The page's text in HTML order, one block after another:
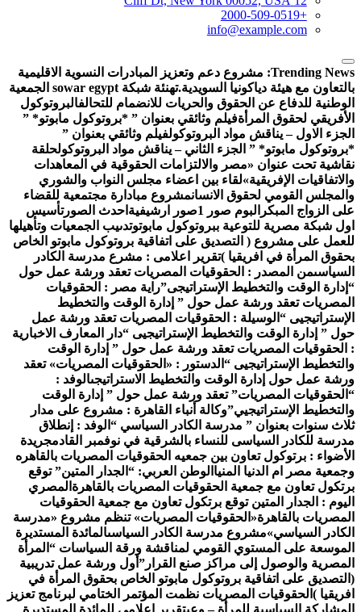
+2000-509-0519
info@example.com
Trending مشروع دعم وتعزيز المبادرات النسوية الاقليمية
مع هيئة دياكونيا السويدية.
تهنئة شبكة sowar egypt الجمعية
للدفاع عن الحقوق والحريات للانضمام للتحالفالبروتوكول
لحقوق المرأة فيلم وثائقي بعنوان ” *بروتوكول مابوتو* ”
الاول – يناقش مواد البروتوكولفيلم وثائقي بعنوان ”
مابوتو* ” الجزء الثاني – يناقش مواد البروتوكولحلقة
تحت عنوان «مصر والالتزامات الحقوقية في المعاهدات
الإفريقية»لقاء بين اعضاء مجلس النواب والشوري
القومي لحقوق الانسانمشروع مبادارة مجتمعية للقضاء
الزواج المبكرالبوم صور 1 صور ارشيفيةاحدث الصورتأسيس
شبكة مصرية للتوعية ببروتوكول مابوتوتدىيب الجمعيات وتأهيلها
على مشروع ( التصديق على اتفاقية بروتوكول مابوتو الخاص
المرأة في افريقيا )تقرير اعلامى : مشرع مدرسة الكادر
من المصدر : الحقوقيات المصريات تعقد ورشة عمل حول
الوقت والتخطيط الإستراتيجى”راية مصر : الحقوقيات
تعقد ورشة عمل حول ” إدارة الوقت والتخطيط
“ الوسيلة : الحقوقيات المصريات تعقد ورشة عمل
” إدارة الوقت والتخطيط الإستراتيجيى “ دار المعارف الاخبارية
المصريات تعقد ورشة عمل حول ” إدارة الوقت
الإستراتيجيى “ الدستور : «الحقوقيات المصريات» تعقد
عمل حول إدارة الوقت والتخطيط الاستراتيجىالوفد :
المصريات” تعقد ورشة عمل حول ” إدارة الوقت
الإستراتيجيي”وكالة أنباء القاهرة : مشروع على مدار
سنوات بعنوان ” مدرسة الكادر السياسي “ الوفد : إنطلاق
للكادر السياسى للنساء بالشرقية في نوفمبر القادمجريدة
: برتوكول تعاون بين جمعيه الحقوقيات المصريات بالقاهره
مصر ام الدنيا المنياالوطن العربي: “الجدار المتين” توقع
تعاون مع جمعية الحقوقيات المصريات بالقاهرةالمصري
: الجدار المتين توقع برتكول تعاون مع جمعية الحقوقيات
بالقاهرة«الحقوقيات المصريات» تنظم مشروع «مدرسة
السياسي»مشروع مدرسة الكادر السياسىالمائدة المستديرة
على المستوي القومي لمناقشة ورقة السياسات “المرأة
والوصول إلى مراكز صنع القرار” أول ورشة عمل تدريبية
على اتفاقية بروتوكول مابوتو الخاص بحقوق المرأة في
)الحقوقيات المصريات نظمت المؤتمر الختامي لبرنامج تعزيز
السياسية للمرأة – وعيتقرير اعلامى للمائدة المستديرة